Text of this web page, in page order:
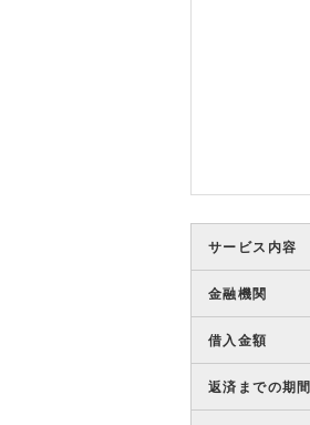
サービス内容
金融機関
借入金額
返済までの期間